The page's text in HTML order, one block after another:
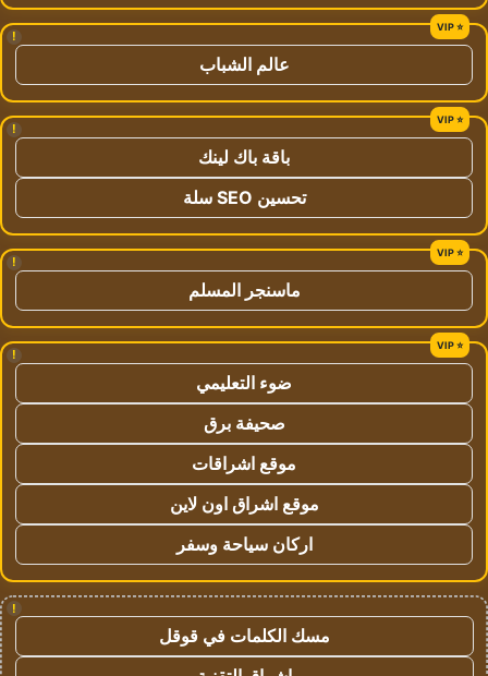
!
عالم الشباب
!
باقة باك لينك
تحسين SEO سلة
!
ماسنجر المسلم
!
ضوء التعليمي
صحيفة برق
موقع اشراقات
موقع اشراق اون لاين
اركان سياحة وسفر
!
مسك الكلمات في قوقل